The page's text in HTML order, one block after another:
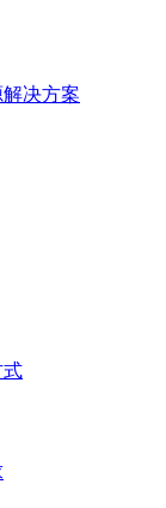
决方案
式